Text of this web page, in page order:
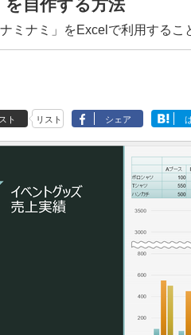
を自作する方法
ミナミ」をExcelで利用するこ
ト リスト シェア